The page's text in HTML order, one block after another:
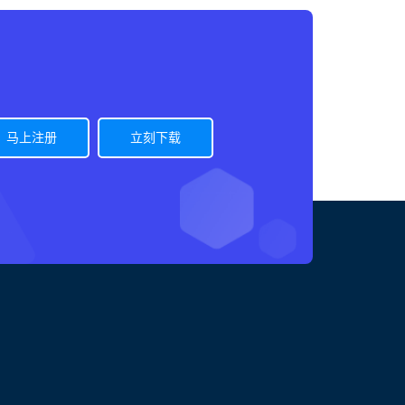
马上注册 立刻下载